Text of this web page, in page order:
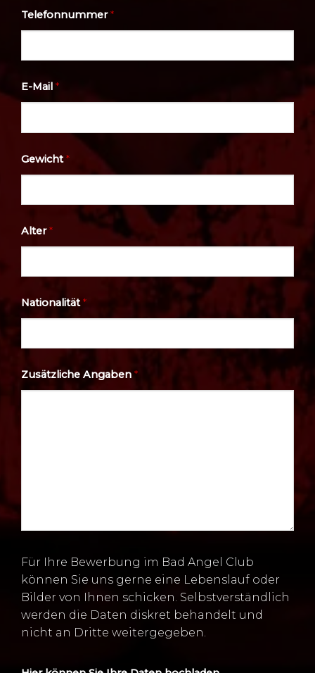
Telefonnummer*
E-Mail *
Gewicht*
Alter*
Nationalität*
Zusätzliche Angaben *
Für Ihre Bewerbung im Bad Angel Club
können Sie uns gerne eine Lebenslauf oder
Bilder von Ihnen schicken. Selbstverständlich
werden die Daten diskret behandelt und
nicht an Dritte weitergegeben.